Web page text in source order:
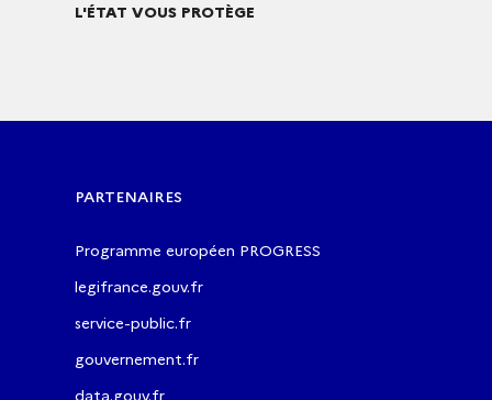
L'ÉTAT VOUS PROTÈGE
PARTENAIRES
Programme européen PROGRESS
legifrance.gouv.fr
service-public.fr
gouvernement.fr
data.gouv.fr